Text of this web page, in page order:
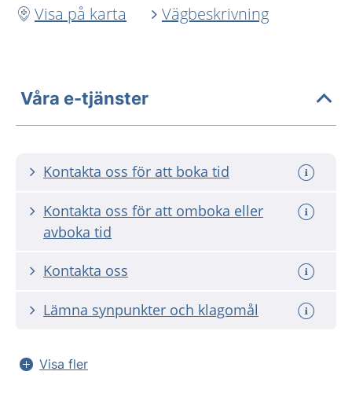
Visa på karta
Vägbeskrivning
Våra e-tjänster
Kontakta oss för att boka tid
Kontakta oss för att omboka eller
avboka tid
Kontakta oss
Lämna synpunkter och klagomål
Visa fler